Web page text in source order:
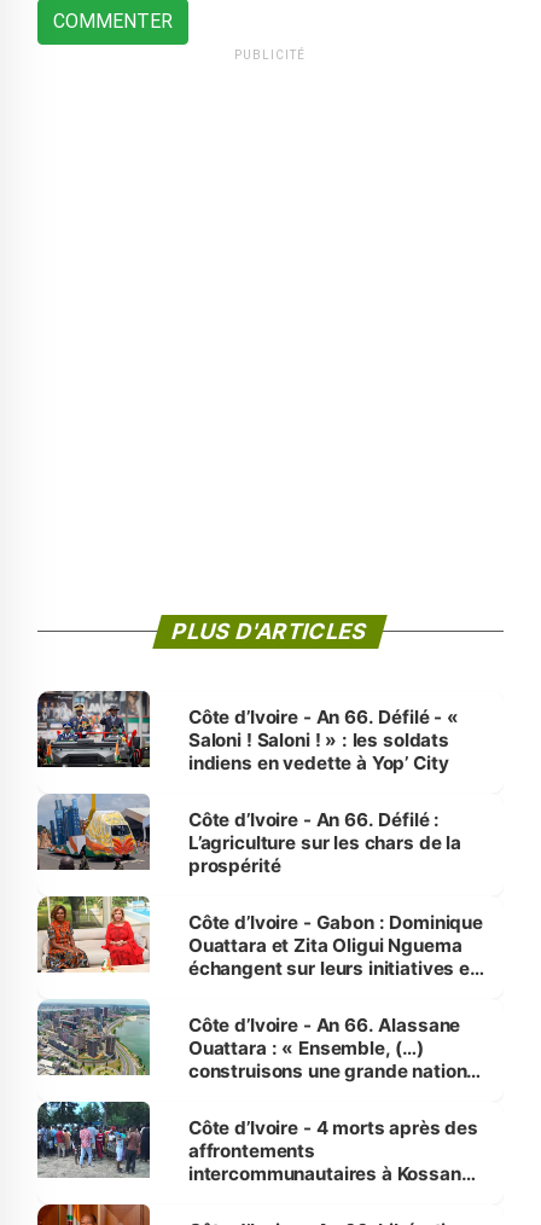
COMMENTER
PUBLICITÉ
PLUS D'ARTICLES
Côte d’Ivoire - An 66. Défilé - «
Saloni ! Saloni ! » : les soldats
indiens en vedette à Yop’ City
Côte d’Ivoire - An 66. Défilé :
L’agriculture sur les chars de la
prospérité
Côte d’Ivoire - Gabon : Dominique
Ouattara et Zita Oligui Nguema
échangent sur leurs initiatives en
enfants
Côte d’Ivoire - An 66. Alassane
Ouattara : « Ensemble, (…)
construisons une grande nation
générations futures »
Côte d’Ivoire - 4 morts après des
affrontements
intercommunautaires à Kossandji
milieu des sinistrés